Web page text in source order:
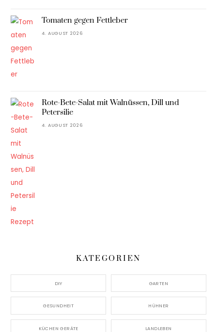
Tomaten gegen Fettleber
4. AUGUST 2026
Rote-Bete-Salat mit Walnüssen, Dill und
Petersilie
4. AUGUST 2026
KATEGORIEN
DIY GARTEN
GESUNDHEIT HÜHNER
KÜCHEN GERÄTE LANDLEBEN